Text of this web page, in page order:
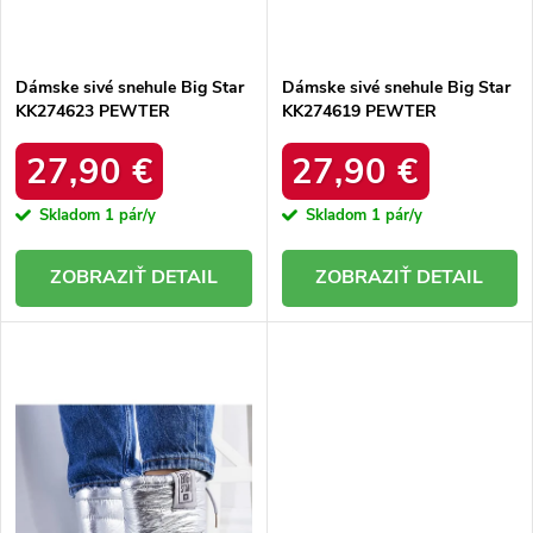
Dámske sivé snehule Big Star
KK274623 PEWTER
27,90 €
Skladom 1 pár/y
DETAIL
Dámske sivé snehule Big Star
KK274619 PEWTER
27,90 €
Skladom 1 pár/y
DETAIL